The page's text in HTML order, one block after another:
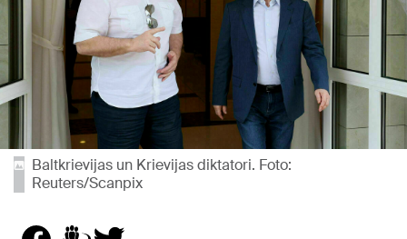
Baltkrievijas un Krievijas diktatori. Foto:
Reuters/Scanpix